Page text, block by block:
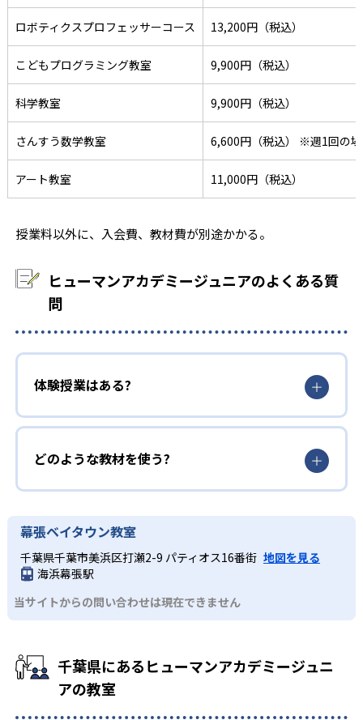
ロボティクスプロフェッサーコース 13,200円（税込）
こどもプログラミング教室 9,900円（税込）
科学教室 9,900円（税込）
さんすう数学教室 6,600円（税込） ※週1回の
アート教室 11,000円（税込）
授業料以外に、入会費、教材費が別途かかる。
ヒューマンアカデミージュニアのよくある質
問
体験授業はある?
どのような教材を使う?
幕張ベイタウン教室
千葉県千葉市美浜区打瀬2-9 パティオス16番街 地図を見る
海浜幕張駅
当サイトからの問い合わせは現在できません
千葉県にあるヒューマンアカデミージュニ
アの教室